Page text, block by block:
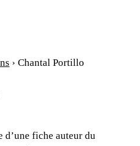
› Chantal Portillo
d’une fiche auteur du